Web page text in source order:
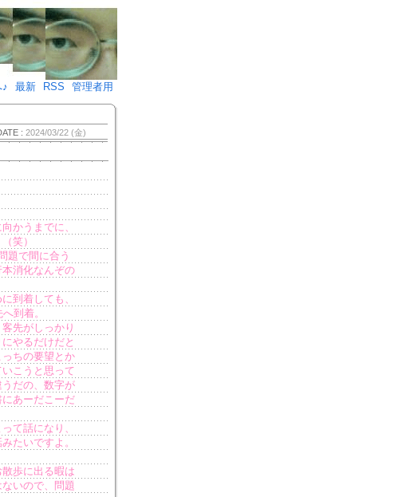
･･･♪)÷2
最新 RSS 管理者用
: 2024/03/22 (金)
かうまでに、
笑）
題で間に合う
消化なんぞの
到着しても、
到着。
先がしっかり
やるだけだと
ちの要望とか
こうと思って
だの、数字が
あーだこーだ
て話になり、
たいですよ。
歩に出る暇は
いので、問題